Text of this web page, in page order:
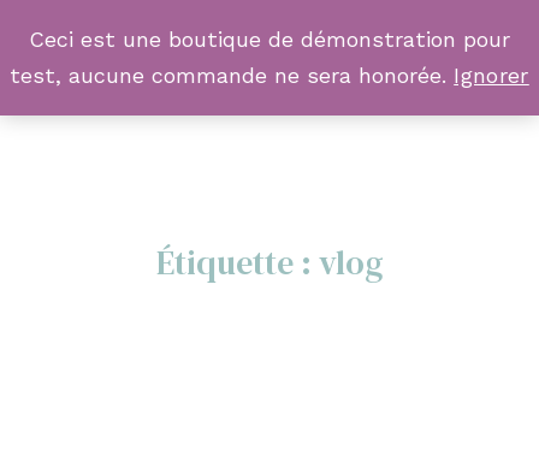
Étiquette : vlog
Ceci est une boutique de démonstration pour
test, aucune commande ne sera honorée. Ignorer